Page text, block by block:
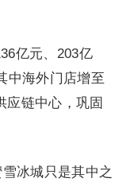
亿元、203亿
中海外门店增至
应链中心，巩固
冰城只是其中之